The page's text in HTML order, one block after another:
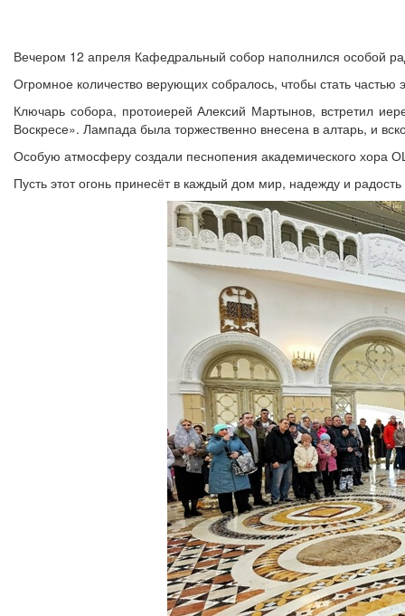
Вечером 12 апреля Кафедральный собор наполнился особой
Огромное количество верующих собралось, чтобы стать частью
Ключарь собора, протоиерей Алексий Мартынов, встретил
Воскресе». Лампада была торжественно внесена в алтарь, и
Особую атмосферу создали песнопения академического
Пусть этот огонь принесёт в каждый дом мир, надежду и